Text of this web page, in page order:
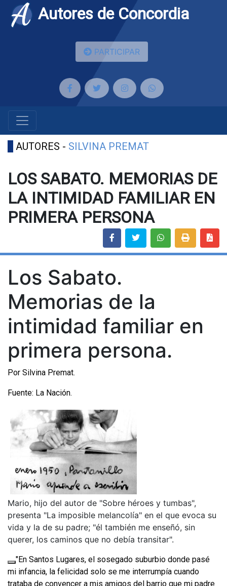
Autores de Concordia
PARTICIPAR
AUTORES - SILVINA PREMAT
LOS SABATO. MEMORIAS DE
LA INTIMIDAD FAMILIAR EN
PRIMERA PERSONA
Los Sabato.
Memorias de la
intimidad familiar en
primera persona.
Por Silvina Premat.
Fuente: La Nación.
Mario, hijo del autor de "Sobre héroes y tumbas",
presenta "La imposible melancolía" en el que evoca su
vida y la de su padre; "él también me enseñó, sin
querer, los caminos que no debía transitar".
"En Santos Lugares, el sosegado suburbio donde pasé
mi infancia, la felicidad solo se me interrumpía cuando
trataba de convencer a mis amigos del barrio que mi padre